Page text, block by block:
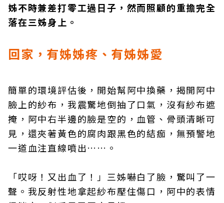
姊不時兼差打零工過日子，然而照顧的重擔完全
落在三姊身上。
回家，有姊姊疼、有姊姊愛
簡單的環境評估後，開始幫阿中換藥，揭開阿中
臉上的紗布，我震驚地倒抽了口氣，沒有紗布遮
掩，阿中右半邊的臉是空的，血管、骨頭清晰可
見，還夾著黃色的腐肉跟黑色的結痂，無預警地
一道血注直線噴出……。
「哎呀！又出血了！」三姊嚇白了臉，驚叫了一
聲。我反射性地拿起紗布壓住傷口，阿中的表情